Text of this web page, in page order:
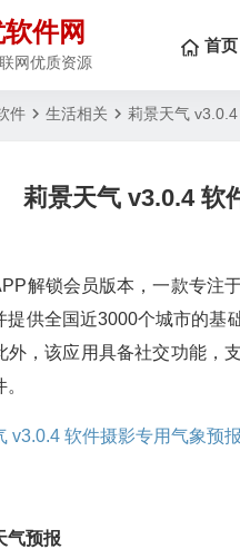
件网
网优质资源
首页
件 生活相关 莉景天气
莉景天气 v3.0.4 软
解锁会员版本，一款专注
提供全国近3000个城市的基
外，该应用具备社交功能，
气预报